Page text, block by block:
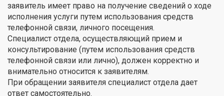
заявитель имеет право на получение сведений о ходе
исполнения услуги путем использования средств
телефонной связи, личного посещения.
Специалист отдела, осуществляющий прием и
консультирование (путем использования средств
телефонной связи или лично), должен корректно и
внимательно относится к заявителям.
При обращении заявителя специалист отдела дает
ответ самостоятельно.